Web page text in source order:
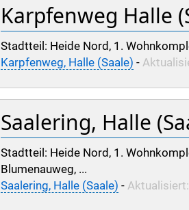
Karpfenweg Halle
Stadtteil: Heide Nord, 1.
Karpfenweg, Halle (Saale) -
Saalering, Halle
Stadtteil: Heide Nord, 1.
Blumenauweg, ...
Saalering, Halle (Saale) -